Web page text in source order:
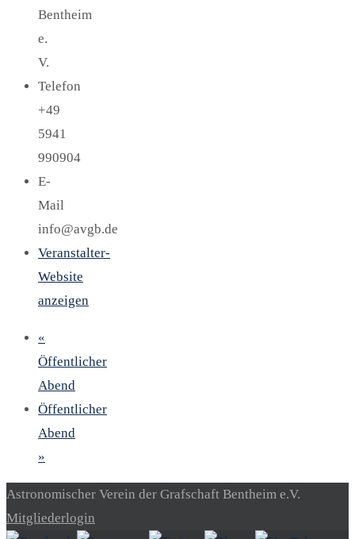
Bentheim
e.
V.
Telefon
+49
5941
990904
E-
Mail
info@avgb.de
Veranstalter-
Website
anzeigen
«
Öffentlicher
Abend
Öffentlicher
Abend
»
Astronomischer Verein der Grafschaft Bentheim e.V.
Mitgliederlogin